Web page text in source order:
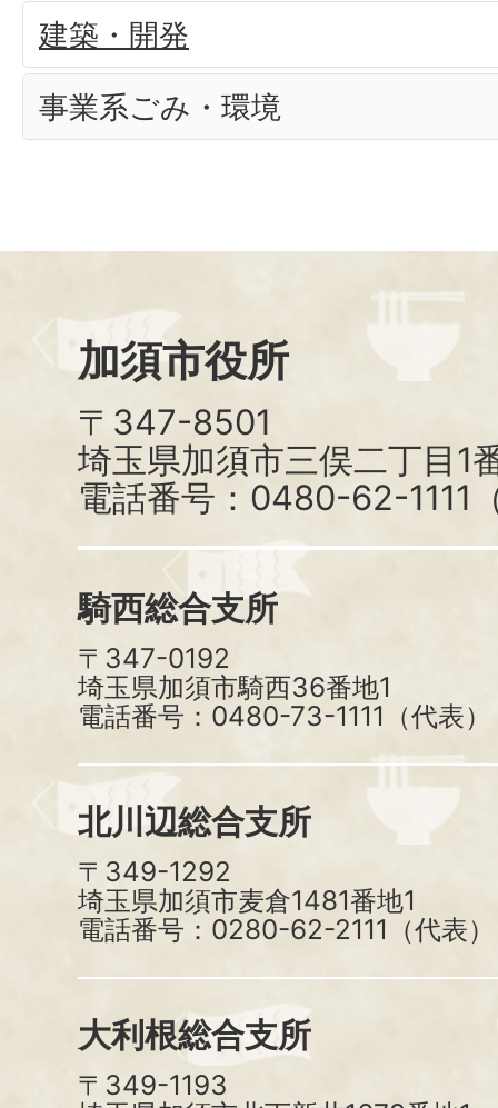
建築・開発
事業系ごみ・環境
加須市役所
〒347-8501
埼玉県加須市三俣二丁目1
電話番号：0480-62-1111
騎西総合支所
〒347-0192
埼玉県加須市騎西36番地1
電話番号：0480-73-1111（代表）
北川辺総合支所
〒349-1292
埼玉県加須市麦倉1481番地1
電話番号：0280-62-2111（代表）
大利根総合支所
〒349-1193